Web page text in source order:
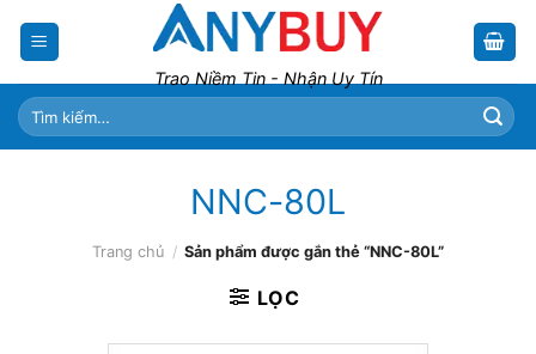
Trao Niềm Tin - Nhận Uy Tín
Tìm
kiếm:
NNC-80L
Trang chủ / Sản phẩm được gắn thẻ “NNC-80L”
LỌC